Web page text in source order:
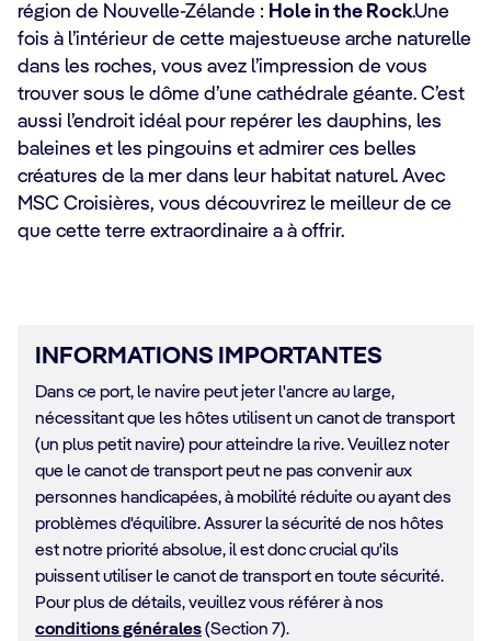
région de Nouvelle-Zélande : Hole in the Rock.Une
fois à l’intérieur de cette majestueuse arche naturelle
dans les roches, vous avez l’impression de vous
trouver sous le dôme d’une cathédrale géante. C’est
aussi l’endroit idéal pour repérer les dauphins, les
baleines et les pingouins et admirer ces belles
créatures de la mer dans leur habitat naturel. Avec
MSC Croisières, vous découvrirez le meilleur de ce
que cette terre extraordinaire a à offrir.
INFORMATIONS IMPORTANTES
Dans ce port, le navire peut jeter l'ancre au large,
nécessitant que les hôtes utilisent un canot de transport
(un plus petit navire) pour atteindre la rive. Veuillez noter
que le canot de transport peut ne pas convenir aux
personnes handicapées, à mobilité réduite ou ayant des
problèmes d'équilibre. Assurer la sécurité de nos hôtes
est notre priorité absolue, il est donc crucial qu'ils
puissent utiliser le canot de transport en toute sécurité.
Pour plus de détails, veuillez vous référer à nos
conditions générales(Section 7).